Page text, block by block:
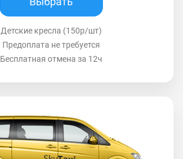
Детские кресла (150р/шт)
Предоплата не требуется
Бесплатная отмена за 12ч